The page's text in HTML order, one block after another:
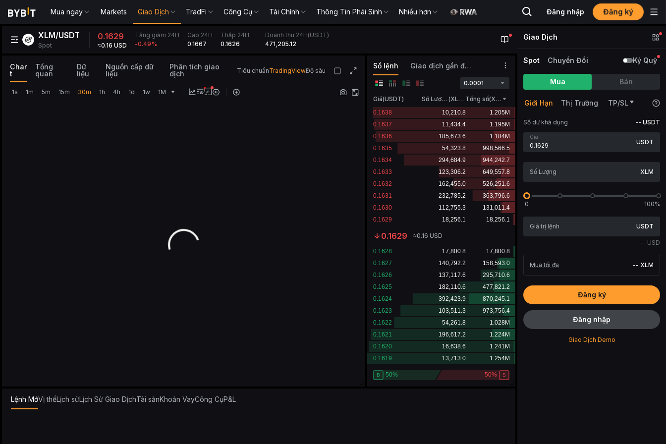
Mua ngay Markets Giao Dịch TradFi Công Cụ Tài Chính Thông Tin Phái Sinh Nhiều hơn Đăng nhập Đăng ký
XLM/USDT
Spot
0.1629
≈0.16 USD
Tăng giảm 24H
-0.49%
Cao 24H
0.1667
Thấp 24H
0.1626
Doanh thu 24H(USDT)
471,205.12
Char
t
Tổng
quan
Dữ
liệu
Nguồn cấp dữ
liệu
Phân tích giao
dịch
Tiêu chuẩnTradingViewĐộ sâu
1s 1m 5m 15m 30m 1h 4h 1d 1w 1M
Sổ lệnh Giao dịch gần đây
0.0001
Giá(USDT) Số Lượng (XLM Tổng số(XLM)
0.1629 ≈0.16 USD
Lệnh MởVị thếLịch sửLịch Sử Giao DịchTài sảnKhoản VayCông CụP&L
Giao Dịch
Spot Chuyển Đổi Ký Quỹ
Mua Bán
Giới Hạn Thị Trường TP/SL
Số dư khả dụng -- USDT
Giá
USDT
XLM
0 100%
USDT
-- USD
Mua tối đa -- XLM
Đăng ký
Đăng nhập
Giao Dịch Demo